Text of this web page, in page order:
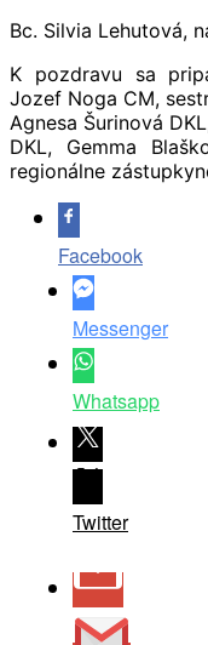
Bc. Silvia Lehutová,
K pozdravu sa
Jozef Noga CM,
Agnesa Šurinová
DKL, Gemma
regionálne
Facebook
Messenger
Whatsapp
Twitter